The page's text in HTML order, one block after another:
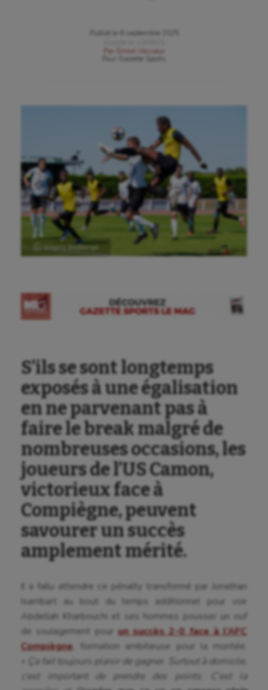
Publié le
8 septembre 2025
Par
Simon Vasseur
Gazette Sports
Ⓒ Grégory Badibanga
S’ils se sont longtemps
exposés à une égalisation
en ne parvenant pas à
faire le break malgré de
nombreuses occasions, les
joueurs de l’US Camon,
victorieux face à
Compiègne, peuvent
savourer un succès
amplement mérité.
Il a fallu attendre ce pénalty transformé par Jonathan
Isambart au bout du temps additionnel pour voir
Abdellah Kharbouchi et ses hommes pousser un ouf
de soulagement pour un succès 2-0 face à l’AFC
Compiègne , formation ambitieuse pour la montée.
« Ça fait toujours plaisir de gagner. Surtout à domicile,
c’est important de prendre des points. C’est la